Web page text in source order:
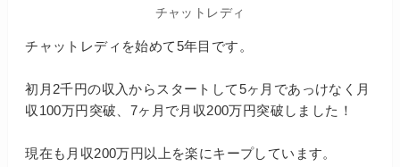
チャットレディ
チャットレディを始めて5年目です。
初月2千円の収入からスタートして5ヶ月であっけなく月
収100万円突破、7ヶ月で月収200万円突破しました！
現在も月収200万円以上を楽にキープしています。